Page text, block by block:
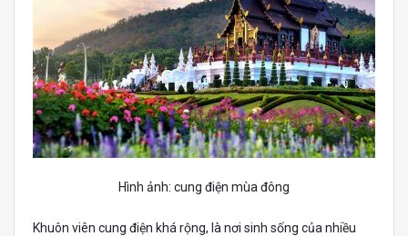
Hình ảnh: cung điện mùa đông
Khuôn viên cung điện khá rộng, là nơi sinh sống của nhiều